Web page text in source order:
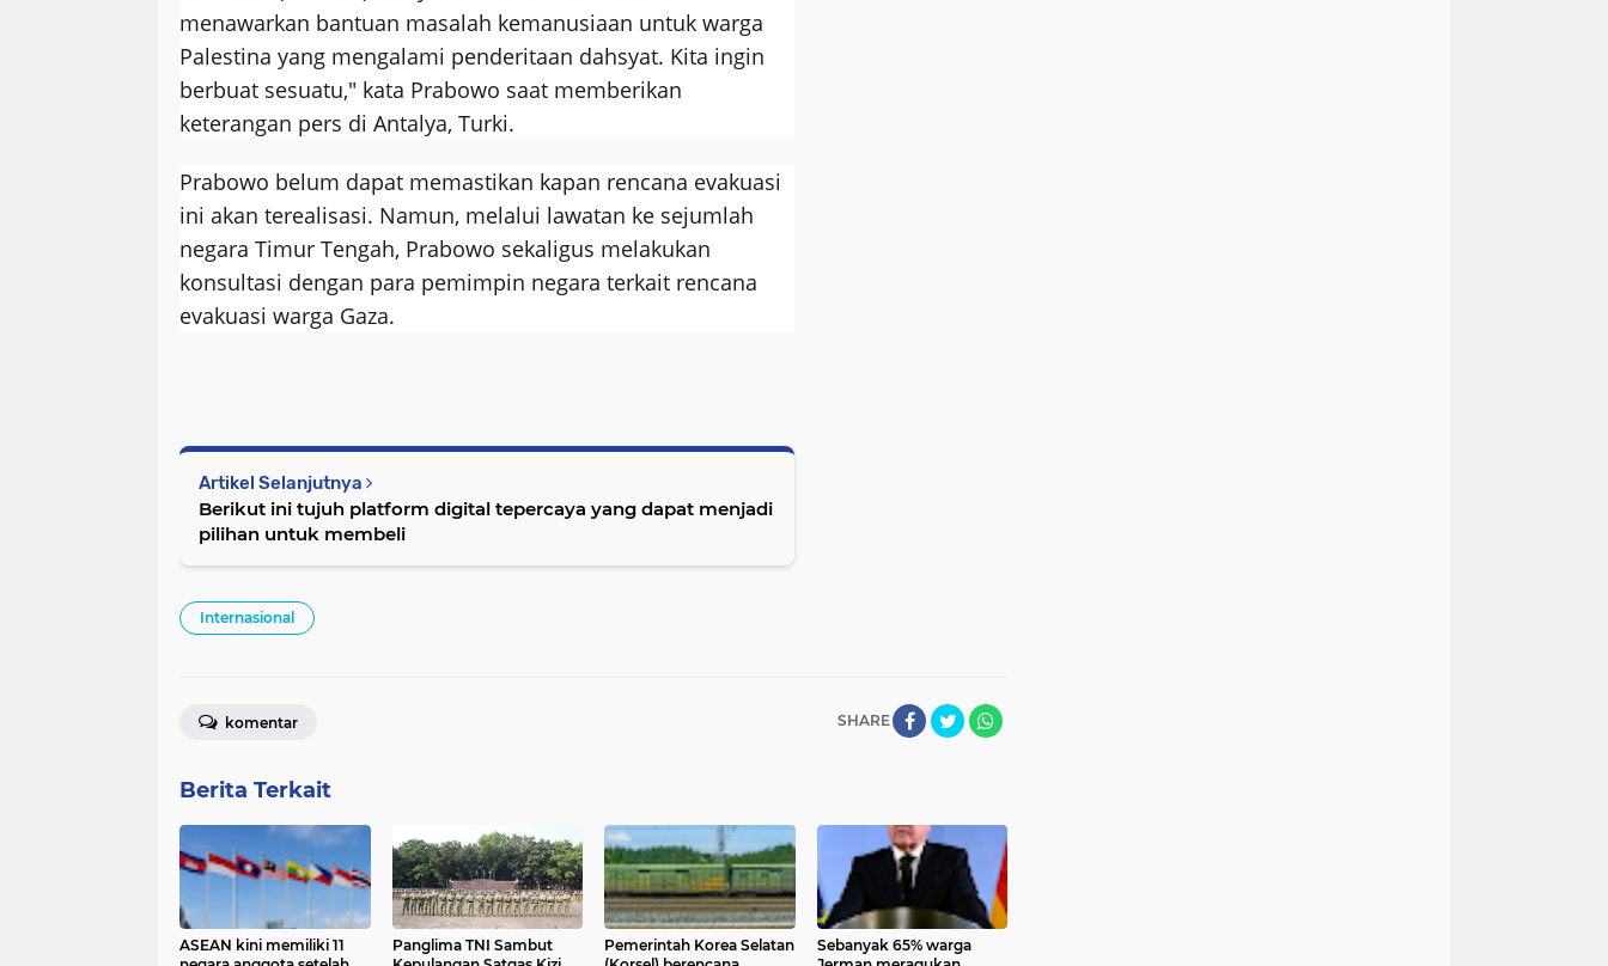
menawarkan bantuan masalah kemanusiaan untuk warga
Palestina yang mengalami penderitaan dahsyat. Kita ingin
berbuat sesuatu," kata Prabowo saat memberikan
keterangan pers di Antalya, Turki.
Prabowo belum dapat memastikan kapan rencana evakuasi
ini akan terealisasi. Namun, melalui lawatan ke sejumlah
negara Timur Tengah, Prabowo sekaligus melakukan
konsultasi dengan para pemimpin negara terkait rencana
evakuasi warga Gaza.
Artikel Selanjutnya
Berikut ini tujuh platform digital tepercaya yang dapat menjadi
pilihan untuk membeli
Internasional
SHARE
komentar
Berita Terkait
ASEAN kini memiliki 11
Panglima TNI Sambut
Pemerintah Korea Selatan
Sebanyak 65% warga